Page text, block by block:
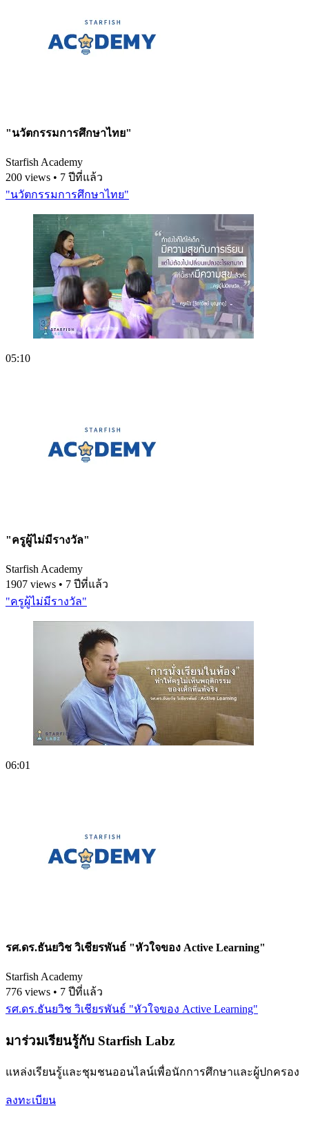
"นวัตกรรมการศึกษาไทย"
Starfish Academy
200 views • 7 ปีที่แล้ว
"นวัตกรรมการศึกษาไทย"
05:10
"ครูผู้ไม่มีรางวัล"
Starfish Academy
1907 views • 7 ปีที่แล้ว
"ครูผู้ไม่มีรางวัล"
06:01
รศ.ดร.ธันยวิช วิเชียรพันธ์ "หัวใจของ Active Learning"
Starfish Academy
776 views • 7 ปีที่แล้ว
รศ.ดร.ธันยวิช วิเชียรพันธ์ "หัวใจของ Active Learning"
มาร่วมเรียนรู้กับ Starfish Labz
แหล่งเรียนรู้และชุมชนออนไลน์เพื่อนักการศึกษาและผู้ปกครอง
ลงทะเบียน